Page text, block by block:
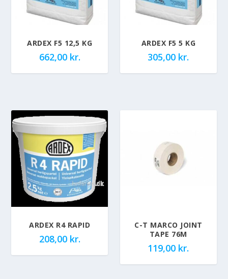
ARDEX F5 12,5 KG
662,00 kr.
ARDEX F5 5 KG
305,00 kr.
ARDEX R4 RAPID
208,00 kr.
C-T MARCO JOINT
TAPE 76M
119,00 kr.